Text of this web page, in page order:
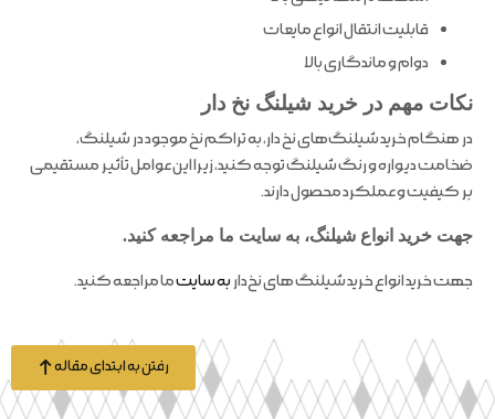
قابلیت انتقال انواع مایعات
دوام و ماندگاری بالا
نکات مهم در خرید شیلنگ نخ‌ دار
در هنگام خرید شیلنگ‌های نخ‌ دار، به تراکم نخ موجود در شیلنگ،
ضخامت دیواره و رنگ شیلنگ توجه کنید، زیرا این عوامل تأثیر مستقیمی
بر کیفیت و عملکرد محصول دارند.
جهت خرید انواع شیلنگ، به سایت ما مراجعه کنید.
جهت خرید انواع خرید شیلنگ های نخ‌دار به سایتما مراجعه کنید.
رفتن به ابتدای مقاله